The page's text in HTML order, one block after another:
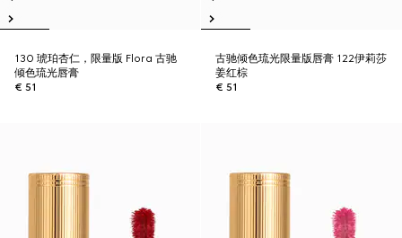
130 琥珀杏仁，限量版 Flora 古驰
倾色琉光唇膏
€ 51
古驰倾色琉光限量版唇膏 122伊莉莎
姜红棕
€ 51